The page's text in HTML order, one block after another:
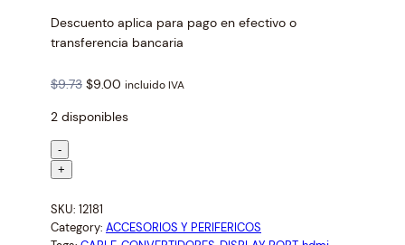
Descuento aplica para pago en efectivo o
transferencia bancaria
$9.73 O
i
a
l
$9.00 C
r
p
incluido IVA
2 disponibles
A
D
P
T
-
+
SKU: 12181
Category: ACCESORIOS Y PERIFERICOS